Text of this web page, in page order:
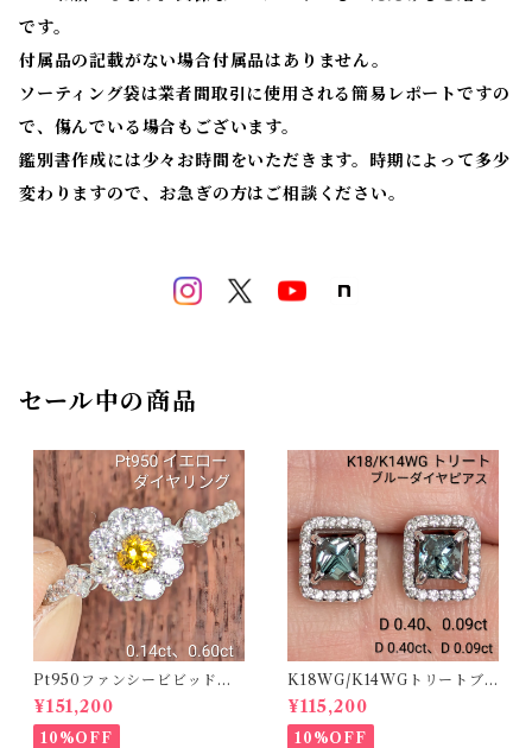
です。
付属品の記載がない場合付属品はありません。
ソーティング袋は業者間取引に使用される簡易レポートですの
で、傷んでいる場合もございます。
鑑別書作成には少々お時間をいただきます。時期によって多少
変わりますので、お急ぎの方はご相談ください。
セール中の商品
Pt950ファンシービビッドオ
レンジィイエローダイヤリン
グ D 0.144ct D 0.60ct【PR
O208782】
¥151,200
10%OFF
K18WG/K14WGトリートブ
ルーダイヤピアス 【PRO20
8939】
¥115,200
10%OFF